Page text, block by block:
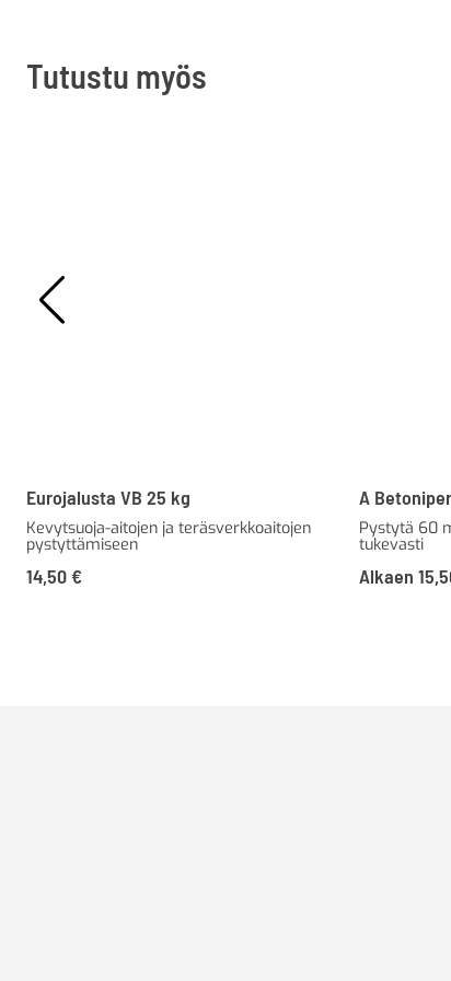
Tutustu myös
Eurojalusta VB 25 kg
Kevytsuoja-aitojen ja teräsverkkoaitojen
pystyttämiseen
14,50 €
A
Pystytä 60
tukevasti
Alkaen